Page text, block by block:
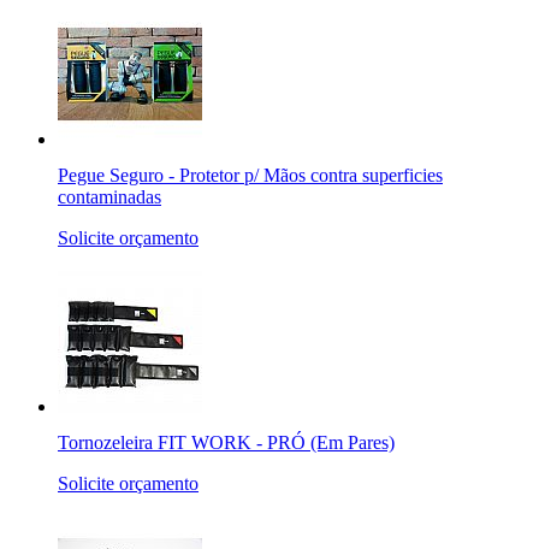
Pegue Seguro - Protetor p/ Mãos contra superficies
contaminadas
Solicite orçamento
Tornozeleira FIT WORK - PRÓ (Em Pares)
Solicite orçamento